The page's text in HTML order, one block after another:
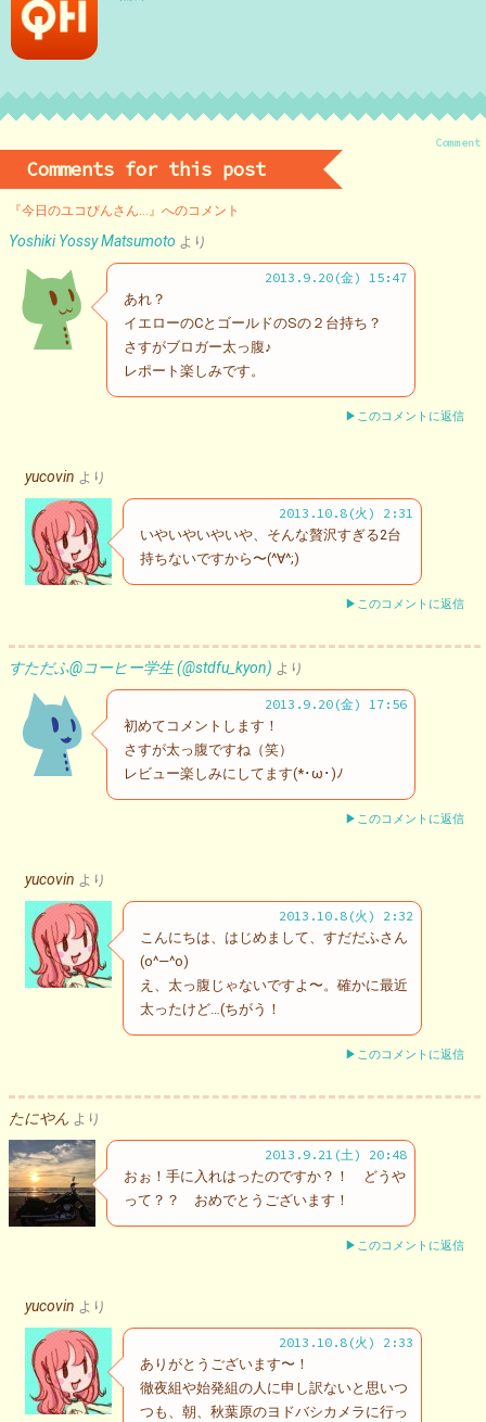
Comment
Comments for this post
『今日のユコびんさん…』へのコメント
Yoshiki Yossy Matsumoto より
2013.9.20(金) 15:47
あれ？
イエローのCとゴールドのSの２台持ち？
さすがブロガー太っ腹♪
レポート楽しみです。
▶このコメントに返信
yucovin より
2013.10.8(火) 2:31
いやいやいやいや、そんな贅沢すぎる2台
持ちないですから〜(^∀^;)
▶このコメントに返信
すただふ@コーヒー学生 (@stdfu_kyon) より
2013.9.20(金) 17:56
初めてコメントします！
さすが太っ腹ですね（笑）
レビュー楽しみにしてます(*･ω･)ﾉ
▶このコメントに返信
yucovin より
2013.10.8(火) 2:32
こんにちは、はじめまして、すだだふさん
(o^―^o)
え、太っ腹じゃないですよ〜。確かに最近
太ったけど…(ちがう！
▶このコメントに返信
たにやん より
2013.9.21(土) 20:48
おぉ！手に入れはったのですか？！ どうや
って？？ おめでとうございます！
▶このコメントに返信
yucovin より
2013.10.8(火) 2:33
ありがとうございます〜！
徹夜組や始発組の人に申し訳ないと思いつ
つも、朝、秋葉原のヨドバシカメラに行っ